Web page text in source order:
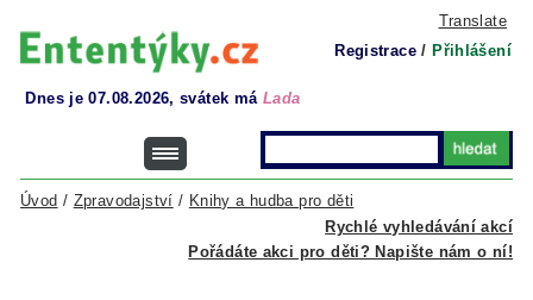
Translate
Registrace / Přihlášení
Dnes je 07.08.2026, svátek má Lada
Rychlé vyhledávání akcí
Úvod / Zpravodajství / Knihy a hudba pro děti
Pořádáte akci pro děti? Napište nám o ní!